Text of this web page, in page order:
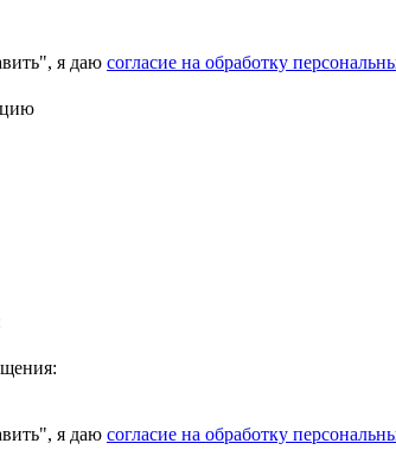
я даю согласие на обработку
я даю согласие на обработку